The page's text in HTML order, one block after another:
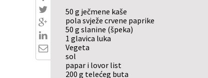
OSJEČKO-BARANJSKA ŽUPANIJA
VUKOVARSKO-SRIJEMSKA ŽUPANIJA
ISTARSKA ŽUPANIJA
50 g ječmene kaše
pola svježe crvene paprike
50 g slanine (špeka)
1 glavica luka
Vegeta
sol
papar i lovor list
200 g telećeg buta